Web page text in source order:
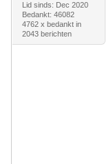
Lid sinds: Dec 2020
Bedankt: 46082
4762 x bedankt in
2043 berichten